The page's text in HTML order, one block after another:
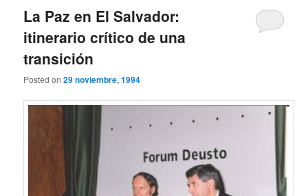
La Paz en El Salvador:
itinerario crítico de una
transición
Posted on29 noviembre, 1994